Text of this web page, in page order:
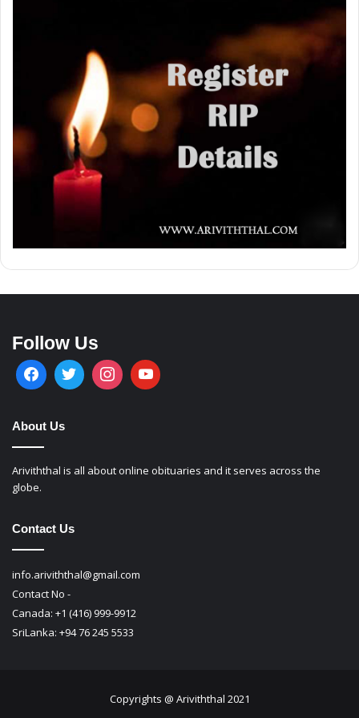
Follow Us
About Us
Ariviththal is all about online obituaries and it serves across the
globe.
Contact Us
info.ariviththal@gmail.com
Contact No -
Canada: +1 (416) 999-9912
SriLanka: +94 76 245 5533
Copyrights @ Ariviththal 2021